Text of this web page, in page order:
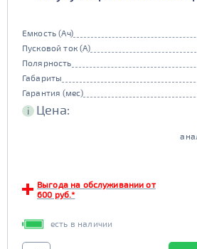
Емкость (Ач)
Пусковой ток (А)
Полярность
Габариты
Гарантия (мес)
i Цена:
Выгода на обслуживании от
600 руб.*
есть в наличии